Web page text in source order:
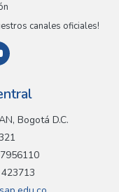
canales oficiales!
Bogotá D.C.